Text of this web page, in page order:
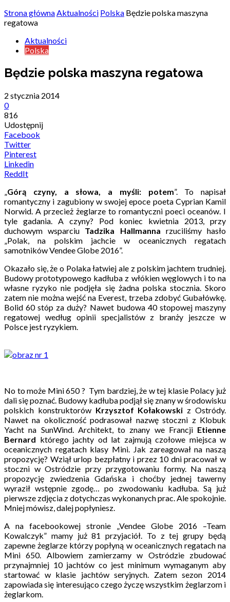
Strona głównaAktualności Polska Będzie polska maszyna
regatowa
Aktualności
Polska
Będzie polska maszyna regatowa
2 stycznia 2014
0
816
Udostępnij
Facebook
Twitter
Pinterest
Linkedin
ReddIt
„Górą czyny, a słowa, a myśli: potem”. To napisał
romantyczny i zagubiony w swojej epoce poeta Cyprian Kamil
Norwid. A przecież żeglarze to romantyczni poeci oceanów. I
tyle gadania. A czyny? Pod koniec kwietnia 2013, przy
duchowym wsparciu Tadzika Hallmanna rzuciliśmy hasło
„Polak, na polskim jachcie w oceanicznych regatach
samotników Vendee Globe 2016”.
Okazało się, że o Polaka łatwiej ale z polskim jachtem trudniej.
Budowy prototypowego kadłuba z włókien węglowych i to na
własne ryzyko nie podjęła się żadna polska stocznia. Skoro
zatem nie można wejść na Everest, trzeba zdobyć Gubałówkę.
Bolid 60 stóp za duży? Nawet budowa 40 stopowej maszyny
regatowej według opinii specjalistów z branży jeszcze w
Polsce jest ryzykiem.
No to może Mini 650 ? Tym bardziej, że w tej klasie Polacy już
dali się poznać. Budowy kadłuba podjął się znany w środowisku
polskich konstruktorów Krzysztof Kołakowski z Ostródy.
Nawet na okoliczność podrasował nazwę stoczni z Klobuk
Yacht na SunWind. Architekt, to znany we Francji Etienne
Bernard którego jachty od lat zajmują czołowe miejsca w
oceanicznych regatach klasy Mini. Jak zareagował na naszą
propozycję? Wziął urlop bezpłatny i przez 10 dni pracował w
stoczni w Ostródzie przy przygotowaniu formy. Na naszą
propozycję zwiedzenia Gdańska i choćby jednej tawerny
wyraził wstępnie zgodę… po zwodowaniu kadłuba. Są już
pierwsze zdjęcia z dotychczas wykonanych prac. Ale spokojnie.
Mniej mówisz, dalej popłyniesz.
A na facebookowej stronie „Vendee Globe 2016 –Team
Kowalczyk” mamy już 81 przyjaciół. To z tej grupy będą
zapewne żeglarze którzy popłyną w oceanicznych regatach na
Mini 650. Albowiem zamierzamy w Ostródzie zbudować
przynajmniej 10 jachtów co jest minimum wymaganym aby
startować w klasie jachtów seryjnych. Zatem sezon 2014
zapowiada się interesująco czego życzę wszystkim żeglarzom i
żeglarkom.